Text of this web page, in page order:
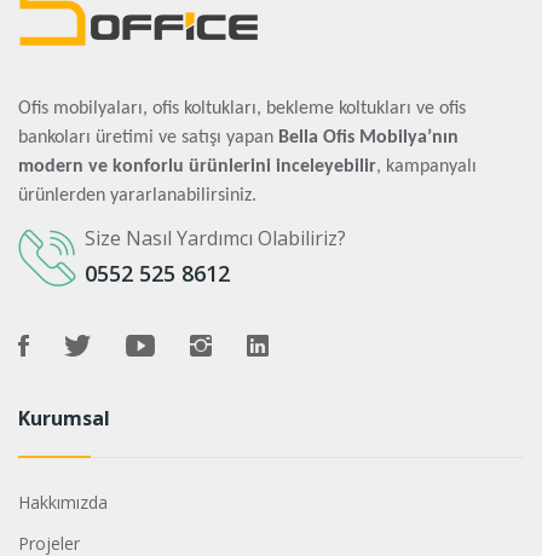
Ofis mobilyaları, ofis koltukları, bekleme koltukları ve ofis
bankoları üretimi ve satışı yapan Bella Ofis Mobilya’nın
modern ve konforlu ürünlerini inceleyebilir, kampanyalı
ürünlerden yararlanabilirsiniz.
Size Nasıl Yardımcı Olabiliriz?
0552 525 8612
Kurumsal
Hakkımızda
Projeler